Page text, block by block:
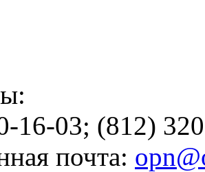
16-03; (812)
почта: